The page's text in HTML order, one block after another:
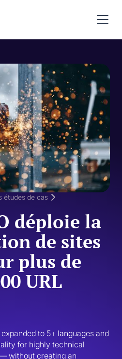
études de cas
déploie la
de sites
plus de
URL
to 5+ languages and
for highly technical
without creating an